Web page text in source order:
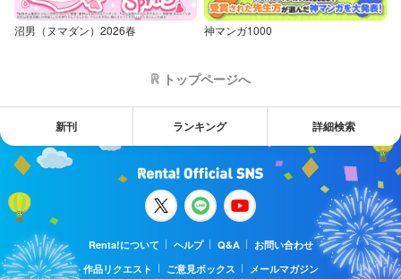
沼男（ヌマダン）2026春 神マンガ1000
トップページへ
新刊 ランキング 詳細検索
Renta!について ヘルプ Q&A
お問い合わせ
作品リクエスト
ご意見ボックス
メールマガジン